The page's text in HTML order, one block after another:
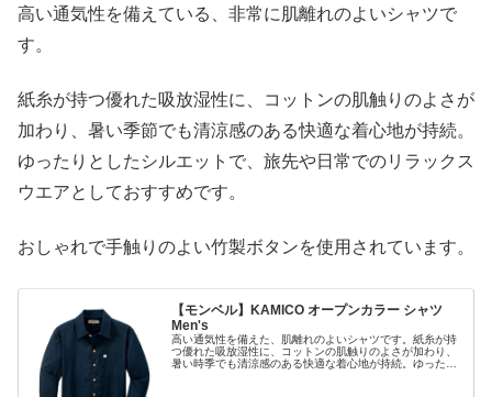
高い通気性を備えている、非常に肌離れのよいシャツで
す。
紙糸が持つ優れた吸放湿性に、コットンの肌触りのよさが
加わり、暑い季節でも清涼感のある快適な着心地が持続。
ゆったりとしたシルエットで、旅先や日常でのリラックス
ウエアとしておすすめです。
おしゃれで手触りのよい竹製ボタンを使用されています。
【モンベル】KAMICO オープンカラー シャツ
Men's
高い通気性を備えた、肌離れのよいシャツです。紙糸が持
つ優れた吸放湿性に、コットンの肌触りのよさが加わり、
暑い時季でも清涼感のある快適な着心地が持続。ゆったり